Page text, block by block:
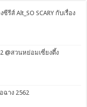
ส์ Alt_SO SCARY กับเรื่อง
@สวนหย่อมเซี่ยงตึ้ง
าง 2562